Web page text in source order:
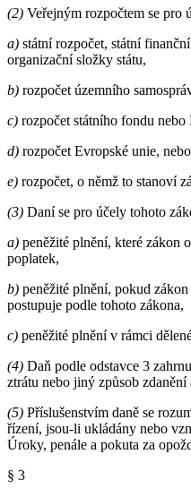
(2) Veřejným rozpočtem se pro
a) státní rozpočet, státní
organizační složky státu,
b) rozpočet územního
c) rozpočet státního fondu
d) rozpočet Evropské unie, nebo
e) rozpočet, o němž to stanoví
(3) Daní se pro účely tohoto
a) peněžité plnění, které zákon
poplatek,
b) peněžité plnění, pokud
postupuje podle tohoto zákona,
c) peněžité plnění v rámci
(4) Daň podle odstavce 3
ztrátu nebo jiný způsob zdanění
(5) Příslušenstvím daně se
řízení, jsou-li ukládány nebo
Úroky, penále a pokuta za
§ 3